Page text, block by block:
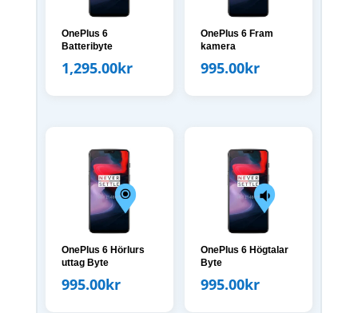
OnePlus 6
Batteribyte
1,295.00kr
OnePlus 6 Fram
kamera
995.00kr
OnePlus 6 Hörlurs
uttag Byte
995.00kr
OnePlus 6 Högtalar
Byte
995.00kr